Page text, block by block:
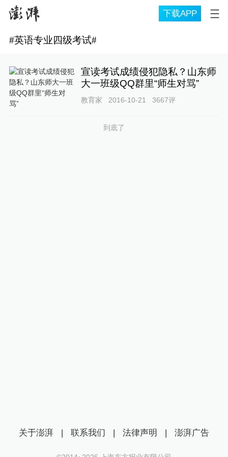
下载APP
#英语专业四级考试#
宣读考试成绩侵犯隐私？山东师
大一班级QQ群里“师生对骂”
教育家 2016-10-21 3667评
到底了
关于澎湃 | 联系我们 | 法律声明 | 澎湃广告